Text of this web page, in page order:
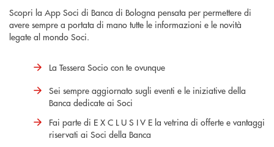
Scopri la App Soci di Banca di Bologna pensata per permettere di
avere sempre a portata di mano tutte le informazioni e le novità
legate al mondo Soci.
La Tessera Socio con te ovunque
Sei sempre aggiornato sugli eventi e le iniziative della
Banca dedicate ai Soci
Fai parte di E X C L U S I V E la vetrina di offerte e vantaggi
riservati ai Soci della Banca